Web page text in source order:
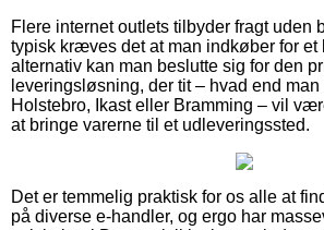
Flere internet outlets tilbyder fragt uden
typisk kræves det at man indkøber for et
alternativ kan man beslutte sig for den
leveringsløsning, der tit – hvad end
Holstebro, Ikast eller Bramming – vil
at bringe varerne til et udleveringssted.
Det er temmelig praktisk for os alle at
på diverse e-handler, og ergo har